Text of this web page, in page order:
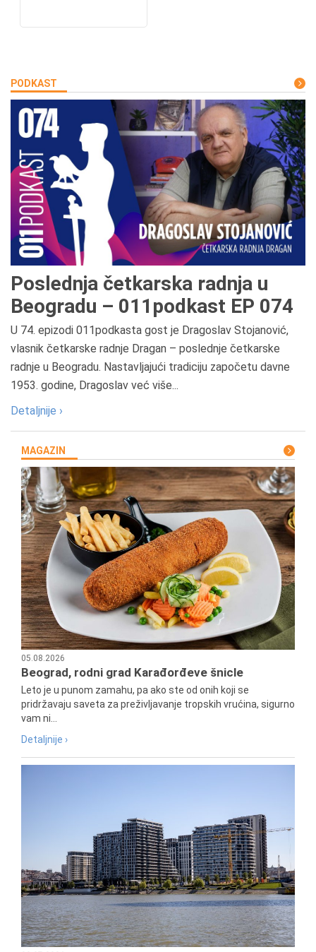
PODKAST
Poslednja četkarska radnja u
Beogradu – 011podkast EP 074
U 74. epizodi 011podkasta gost je Dragoslav Stojanović,
vlasnik četkarske radnje Dragan – poslednje četkarske
radnje u Beogradu. Nastavljajući tradiciju započetu davne
1953. godine, Dragoslav već više...
Detaljnije ›
MAGAZIN
05.08.2026
Beograd, rodni grad Karađorđeve šnicle
Leto je u punom zamahu, pa ako ste od onih koji se
pridržavaju saveta za preživljavanje tropskih vrućina, sigurno
vam ni...
Detaljnije ›